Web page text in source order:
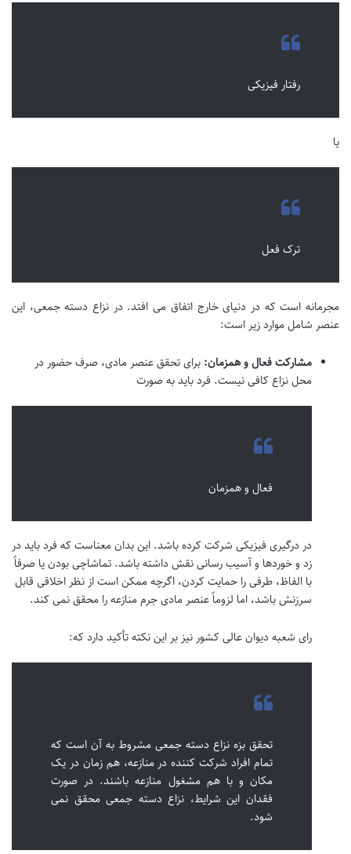
رفتار فیزیکی
یا
ترک فعل
مجرمانه است که در دنیای خارج اتفاق می افتد. در نزاع دسته جمعی، این
عنصر شامل موارد زیر است:
مشارکت فعال و همزمان: برای تحقق عنصر مادی، صرف حضور در
محل نزاع کافی نیست. فرد باید به صورت
فعال و همزمان
در درگیری فیزیکی شرکت کرده باشد. این بدان معناست که فرد باید در
زد و خوردها و آسیب رسانی نقش داشته باشد. تماشاچی بودن یا صرفاً
با الفاظ، طرفی را حمایت کردن، اگرچه ممکن است از نظر اخلاقی قابل
سرزنش باشد، اما لزوماً عنصر مادی جرم منازعه را محقق نمی کند.
رای شعبه دیوان عالی کشور نیز بر این نکته تأکید دارد که:
تحقق بزه نزاع دسته جمعی مشروط به آن است که
تمام افراد شرکت کننده در منازعه، هم زمان در یک
مکان و با هم مشغول منازعه باشند. در صورت
فقدان این شرایط، نزاع دسته جمعی محقق نمی
شود.